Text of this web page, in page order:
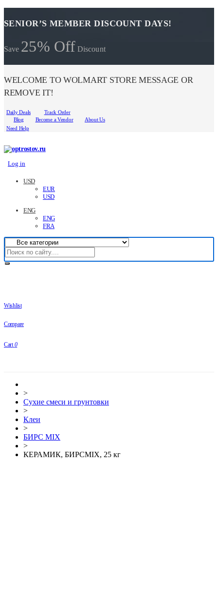
SENIOR’S MEMBER DISCOUNT DAYS!
Save 25% Off Discount
WELCOME TO WOLMART STORE MESSAGE OR
REMOVE IT!
Daily Deals
Track Order
Blog
Become a Vendor
About Us
Need Help
Log in
USD
EUR
USD
ENG
ENG
FRA
Wishlist
Compare
Cart 0
>
Сухие смеси и грунтовки
>
Клеи
>
БИРС MIX
>
КЕРАМИК, БИРСMIX, 25 кг